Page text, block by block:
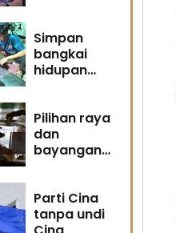
Simpan
bangkai
hidupan
Pilihan raya
dan
bayangan
Parti Cina
tanpa undi